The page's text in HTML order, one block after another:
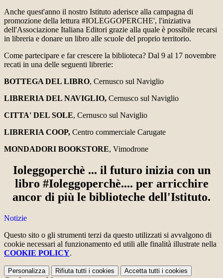
Anche quest'anno il nostro Istituto aderisce alla campagna di
promozione della lettura #IOLEGGOPERCHE', l'iniziativa
dell'Associazione Italiana Editori grazie alla quale è possibile recarsi
in libreria e donare un libro alle scuole del proprio territorio.
Come partecipare e far crescere la biblioteca? Dal 9 al 17 novembre
recati in una delle seguenti librerie:
BOTTEGA DEL LIBRO, Cernusco sul Naviglio
LIBRERIA DEL NAVIGLIO, Cernusco sul Naviglio
CITTA' DEL SOLE, Cernusco sul Naviglio
LIBRERIA COOP, Centro commerciale Carugate
MONDADORI BOOKSTORE, Vimodrone
Ioleggoperchè ... il futuro inizia con un
libro #Ioleggoperchè.... per arricchire
ancor di più le biblioteche dell'Istituto.
Notizie
Questo sito o gli strumenti terzi da questo utilizzati si avvalgono di
cookie necessari al funzionamento ed utili alle finalità illustrate nella
COOKIE POLICY.
Personalizza Rifiuta tutti i cookies Accetta tutti i cookies